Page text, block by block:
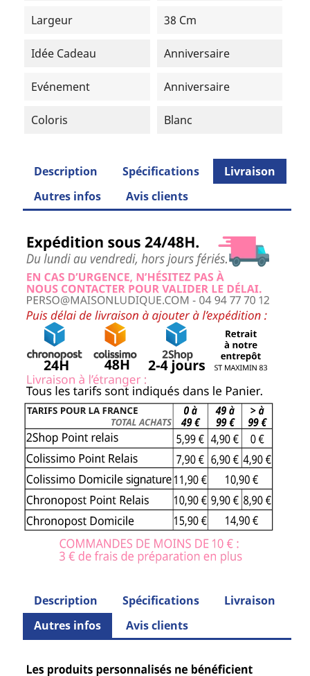
Largeur 38 Cm
Idée Cadeau Anniversaire
Evénement Anniversaire
Coloris Blanc
Description Spécifications
Livraison
Autres infos
Avis clients
Description Spécifications
Livraison
Autres infos
Avis clients